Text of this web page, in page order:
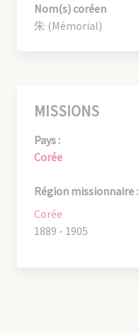
Nom(s) coréen
朱 (Mémorial)
MISSIONS
Pays :
Corée
Région missionnaire :
Corée
1889 - 1905